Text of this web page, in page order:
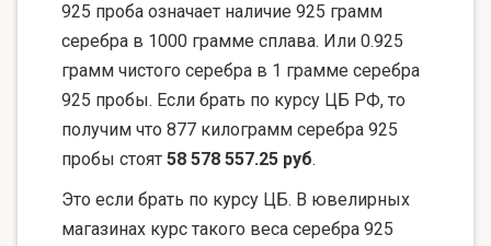
925 проба означает наличие 925 грамм
серебра в 1000 грамме сплава. Или 0.925
грамм чистого серебра в 1 грамме серебра
925 пробы. Если брать по курсу ЦБ РФ, то
получим что 877 килограмм серебра 925
пробы стоят 58 578 557.25 руб.
Это если брать по курсу ЦБ. В ювелирных
магазинах курс такого веса серебра 925